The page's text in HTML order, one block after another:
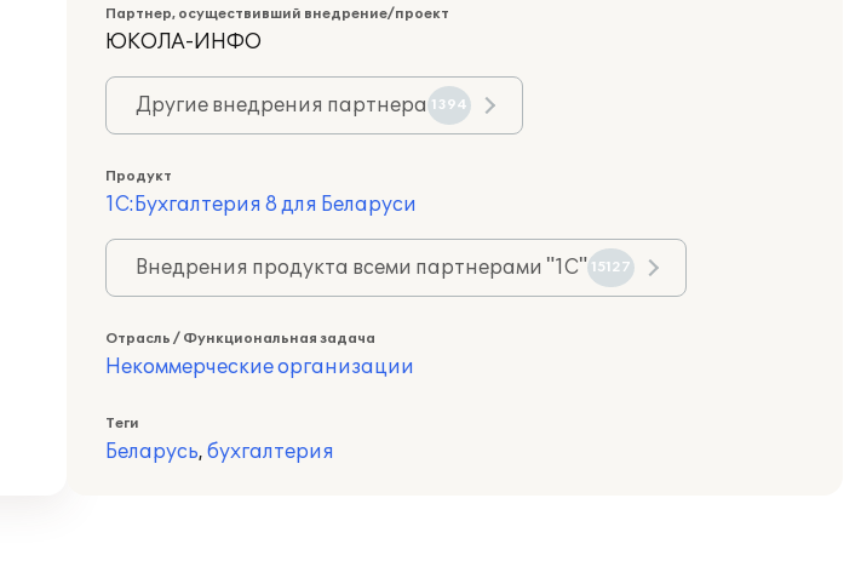
Партнер, осуществивший внедрение/проект
ЮКОЛА-ИНФО
Другие внедрения партнера 1394
Продукт
1С:Бухгалтерия 8 для Беларуси
Внедрения продукта всеми партнерами "1С" 15127
Отрасль / Функциональная задача
Некоммерческие организации
Теги
Беларусь, бухгалтерия